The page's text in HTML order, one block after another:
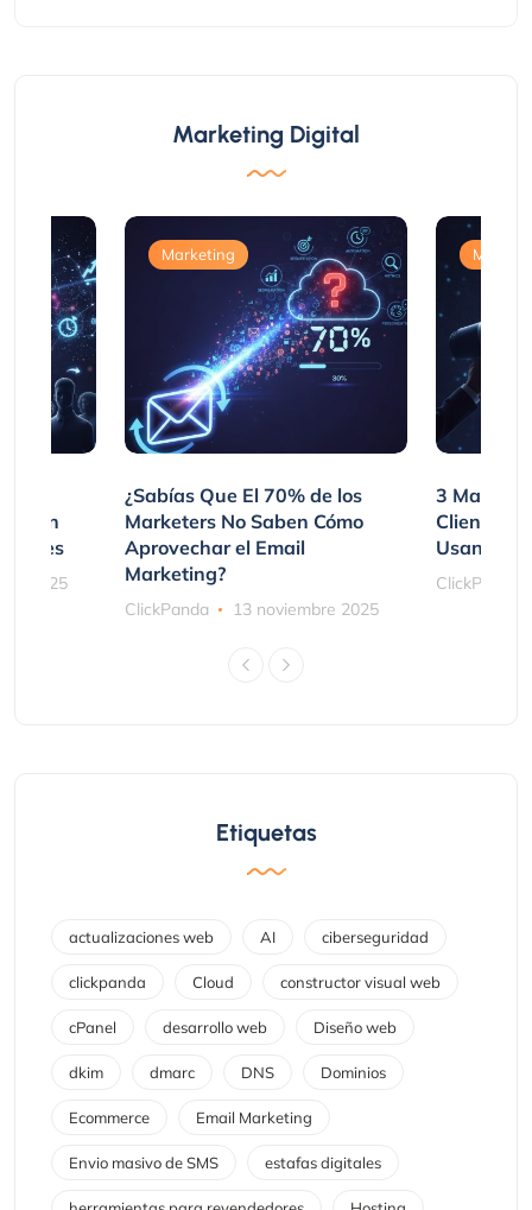
Marketing Digital
2025
Marketing
¿Sabías Que El 70% de los
Marketers No Saben Cómo
Aprovechar el Email
Marketing?
ClickPanda 13 noviembre 2025
3
Clientes
Usando
ClickPanda
Etiquetas
actualizaciones web AI ciberseguridad
clickpanda Cloud constructor visual web
cPanel desarrollo web Diseño web
dkim dmarc DNS Dominios
Ecommerce Email Marketing
Envio masivo de SMS estafas digitales